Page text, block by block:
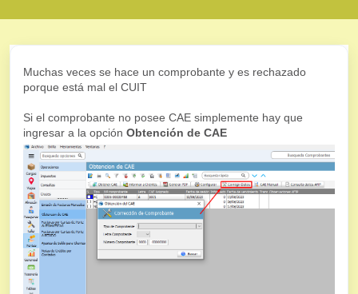
Muchas veces se hace un comprobante y es rechazado
porque está mal el CUIT
Si el comprobante no posee CAE simplemente hay que
ingresar a la opción Obtención de CAE